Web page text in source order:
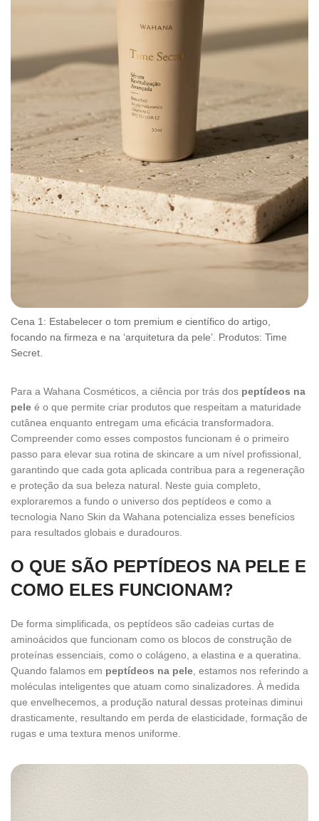
Cena 1: Estabelecer o tom premium e científico do artigo,
focando na firmeza e na ‘arquitetura da pele’. Produtos: Time
Secret.
Para a Wahana Cosméticos, a ciência por trás dos peptídeos na
pele é o que permite criar produtos que respeitam a maturidade
cutânea enquanto entregam uma eficácia transformadora.
Compreender como esses compostos funcionam é o primeiro
passo para elevar sua rotina de skincare a um nível profissional,
garantindo que cada gota aplicada contribua para a regeneração
e proteção da sua beleza natural. Neste guia completo,
exploraremos a fundo o universo dos peptídeos e como a
tecnologia Nano Skin da Wahana potencializa esses benefícios
para resultados globais e duradouros.
O QUE SÃO PEPTÍDEOS NA PELE E
COMO ELES FUNCIONAM?
De forma simplificada, os peptídeos são cadeias curtas de
aminoácidos que funcionam como os blocos de construção de
proteínas essenciais, como o colágeno, a elastina e a queratina.
Quando falamos em peptídeos na pele, estamos nos referindo a
moléculas inteligentes que atuam como sinalizadores. À medida
que envelhecemos, a produção natural dessas proteínas diminui
drasticamente, resultando em perda de elasticidade, formação de
rugas e uma textura menos uniforme.